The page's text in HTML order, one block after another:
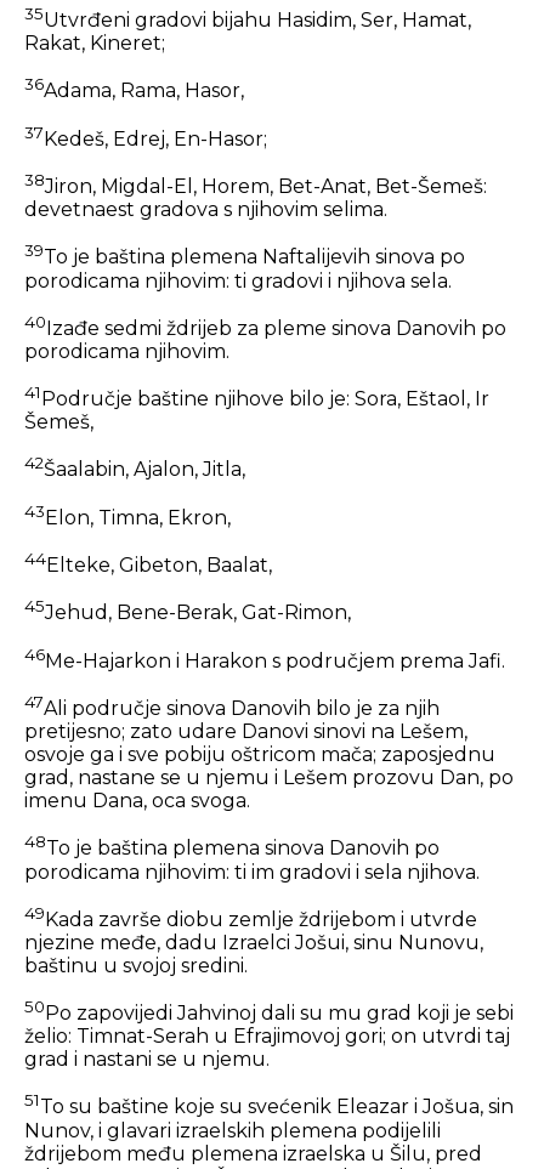
35Utvrđeni gradovi bijahu Hasidim, Ser, Hamat,
Rakat, Kineret;
36Adama, Rama, Hasor,
37Kedeš, Edrej, En-Hasor;
38Jiron, Migdal-El, Horem, Bet-Anat, Bet-Šemeš:
devetnaest gradova s njihovim selima.
39To je baština plemena Naftalijevih sinova po
porodicama njihovim: ti gradovi i njihova sela.
40Izađe sedmi ždrijeb za pleme sinova Danovih po
porodicama njihovim.
41 Područje baštine njihove bilo je: Sora, Eštaol, Ir
Šemeš,
42Šaalabin, Ajalon, Jitla,
43Elon, Timna, Ekron,
44Elteke, Gibeton, Baalat,
45Jehud, Bene-Berak, Gat-Rimon,
46Me-Hajarkon i Harakon s područjem prema Jafi.
47Ali područje sinova Danovih bilo je za njih
pretijesno; zato udare Danovi sinovi na Lešem,
osvoje ga i sve pobiju oštricom mača; zaposjednu
grad, nastane se u njemu i Lešem prozovu Dan, po
imenu Dana, oca svoga.
48To je baština plemena sinova Danovih po
porodicama njihovim: ti im gradovi i sela njihova.
49Kada završe diobu zemlje ždrijebom i utvrde
njezine međe, dadu Izraelci Jošui, sinu Nunovu,
baštinu u svojoj sredini.
50 Po zapovijedi Jahvinoj dali su mu grad koji je sebi
želio: Timnat-Serah u Efrajimovoj gori; on utvrdi taj
grad i nastani se u njemu.
51To su baštine koje su svećenik Eleazar i Jošua, sin
Nunov, i glavari izraelskih plemena podijelili
ždrijebom među plemena izraelska u Šilu, pred